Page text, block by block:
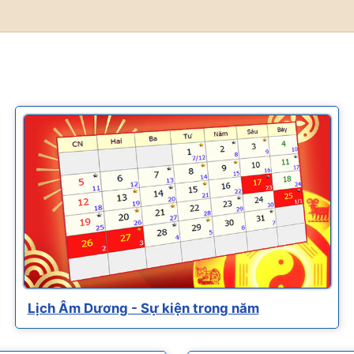
Lịch Âm Dương - Sự kiện trong năm